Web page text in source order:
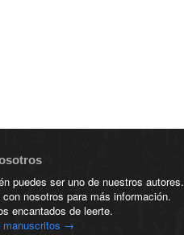
puedes ser uno de nuestros autores.
nosotros para más información.
encantados de leerte.
manuscritos →